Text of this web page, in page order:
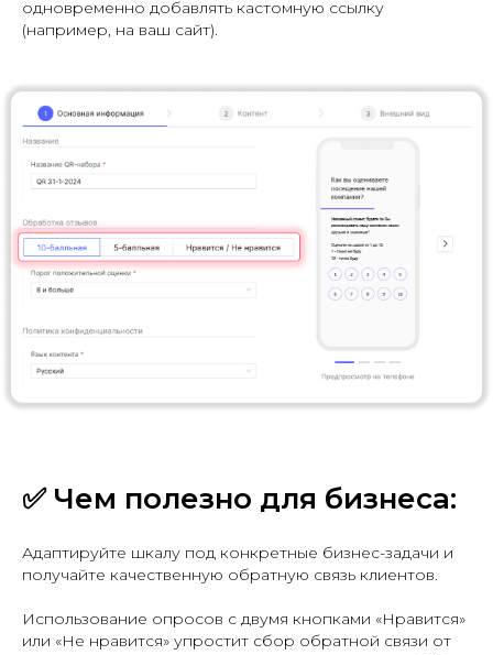
одновременно добавлять кастомную ссылку
(например, на ваш сайт).
✅ Чем полезно для бизнеса:
Адаптируйте шкалу под конкретные бизнес-задачи и
получайте качественную обратную связь клиентов.
Использование опросов с двумя кнопками «Нравится»
или «Не нравится» упростит сбор обратной связи от